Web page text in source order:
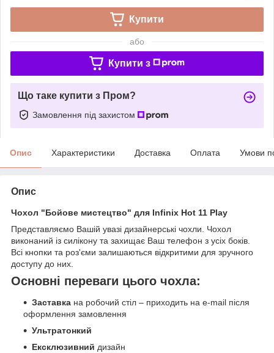
Купити
або
Купити з
Що таке купити з Пром?
Замовлення під захистом
Опис Характеристики Доставка Оплата Умови
Опис
Чохол "Бойове мистецтво" для Infinix Hot 11 Play
Представляємо Вашій увазі дизайнерські чохли. Чохол
виконаний із силікону та захищає Ваш телефон з усіх боків.
Всі кнопки та роз'єми залишаються відкритими для зручного
доступу до них.
Основні переваги цього чохла:
Заставка на робочий стіл – приходить на e-mail після
оформлення замовлення
Ультратонкий
Ексклюзивний дизайн